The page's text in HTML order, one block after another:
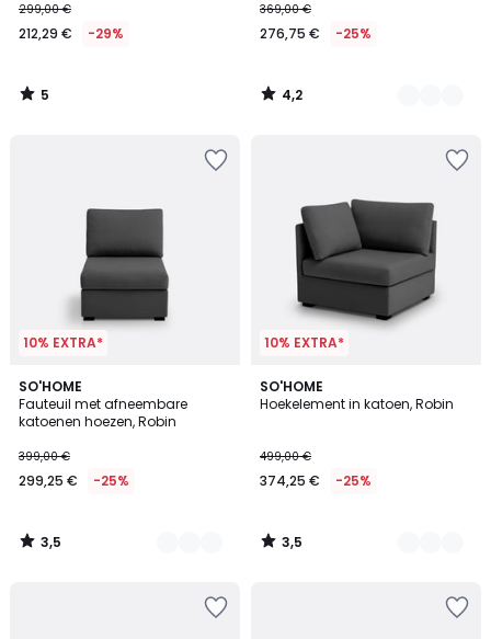
299,00 €
212,29 € -29%
5
/
369,00 €
276,75 € -25%
4,2
/
10% EXTRA*
SO'HOME
Fauteuil met afneembare
katoenen hoezen, Robin
399,00 €
299,25 € -25%
3,5
/ 5
5
Kleuren
3,5
/
10% EXTRA*
SO'HOME
Hoekelement in katoen, Robin
499,00 €
374,25 € -25%
3,5
/ 5
5
Kleuren
3,5
/